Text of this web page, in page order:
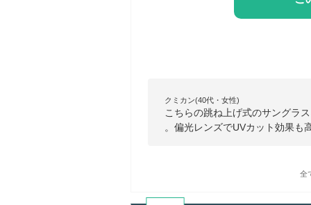
クミカン(40代・女性)
こちらの跳ね上げ式のサングラ
。偏光レンズでUVカット効果も
全